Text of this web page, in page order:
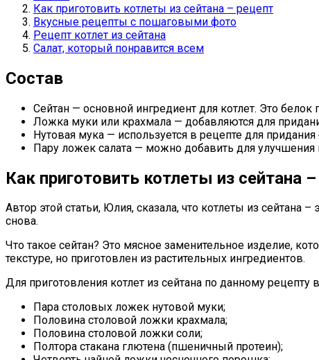
Как приготовить котлеты из сейтана – рецепт
Вкусные рецепты с пошаговыми фото
Рецепт котлет из сейтана
Салат, который понравится всем
Состав
Сейтан — основной ингредиент для котлет. Это
Ложка муки или крахмала — добавляются для
Нутовая мука — используется в рецепте для
Пару ложек салата — можно добавить для
Как приготовить котлеты из сейтана
Автор этой статьи, Юлия, сказала, что котлеты из сейтана
снова.
Что такое сейтан? Это мясное заменительное изделие,
текстуре, но приготовлен из растительных ингредиентов.
Для приготовления котлет из сейтана по данному рецепту
Пара столовых ложек нутовой муки;
Половина столовой ложки крахмала;
Половина столовой ложки соли;
Полтора стакана глютена (пшеничный протеин);